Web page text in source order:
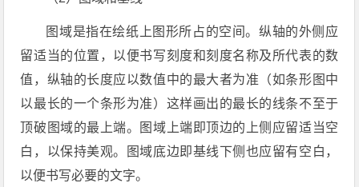
图域是指在绘纸上图形所占的空间。纵轴的外侧应
留适当的位置，以便书写刻度和刻度名称及所代表的数
值，纵轴的长度应以数值中的最大者为准（如条形图中
以最长的一个条形为准）这样画出的最长的线条不至于
顶破图域的最上端。图域上端即顶边的上侧应留适当空
白，以保持美观。图域底边即基线下侧也应留有空白，
以便书写必要的文字。